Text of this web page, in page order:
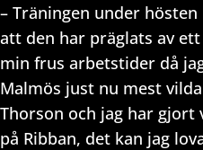
– Träningen under
att den har präglats av
min frus arbetstider då
Malmös just nu mest
Thorson och jag har
på Ribban, det kan jag